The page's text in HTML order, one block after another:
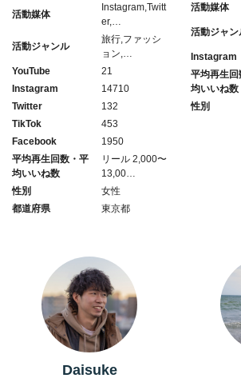
活動媒体
Instagram,Twitt
er,…
活動ジャンル
旅行,ファッシ
ョン,…
YouTube
21
Instagram
14710
Twitter
132
TikTok
453
Facebook
1950
平均再生回数・平
均いいね数
リール 2,000〜
13,00…
性別
女性
都道府県
東京都
活動媒体
活動ジャン
Instagram
平均再生回
均いいね数
性別
Daisuke